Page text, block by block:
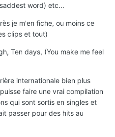
word) etc...
je m'en fiche, ou moins ce
clips et tout)
Ten days, (You make me feel
internationale bien plus
faire une vrai compilation
qui sont sortis en singles et
passer pour des hits au